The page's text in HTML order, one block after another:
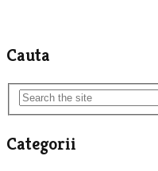
Cauta
Categorii